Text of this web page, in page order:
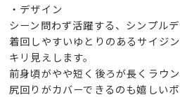
・デザイン
シーン問わず活躍する、シンプルデ
着回しやすいゆとりのあるサイジ
キリ見えします。
前身頃がやや短く後ろが長くラウ
尻回りがカバーできるのも嬉しいポ